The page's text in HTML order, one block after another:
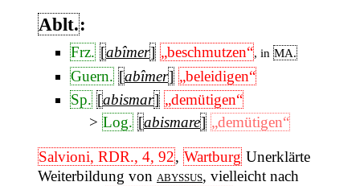
Ablt.:
Frz. [abîmer] „beschmutzen“, in MA.
Guern. [abîmer] „beleidigen“
Sp. [abismar] „demütigen“
Log. [abismare] „demütigen“
Salvioni, RDR., 4, 92, Wartburg Unerklärte
Weiterbildung von abyssus, vielleicht nach